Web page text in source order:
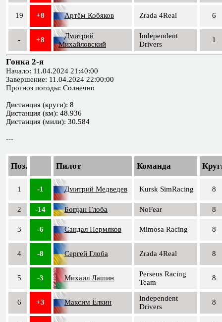
19 +8 Артём Кобяков Zrada 4Real 6
- +8
Дмитрий
Михайловский
Independent
Drivers
1
Гонка 2-я
Начало: 11.04.2024 21:40:00
Завершение: 11.04.2024 22:00:00
Прогноз погоды: Солнечно
Дистанция (круги): 8
Дистанция (км): 48.936
Дистанция (мили): 30.584
---
Поз. Пилот Команда
1 -1 Дмитрий Медведев Kursk SimRacing 8
2 -14 Богдан Глоба NoFear 8
3 -6 Сандал Пермяков Mimosa Racing 8
4 -8 Сергей Глоба Zrada 4Real 8
5 -3 Михаил Лашин
Perseus Racing
Team
8
6 +3 Максим Ёлкин
Independent
Drivers
8